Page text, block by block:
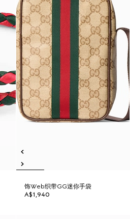
饰Web织带GG迷你手袋
A$1,940